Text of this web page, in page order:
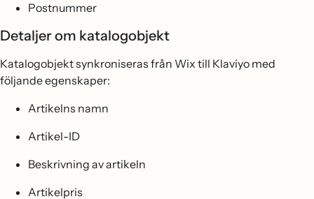
Postnummer
Detaljer om katalogobjekt
Katalogobjekt synkroniseras från Wix till Klaviyo med
följande egenskaper:
Artikelns namn
Artikel-ID
Beskrivning av artikeln
Artikelpris